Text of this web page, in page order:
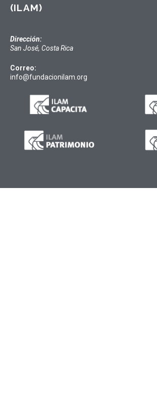
(ILAM)
Dirección:
San José, Costa Rica
Correo:
info@fundacionilam.org